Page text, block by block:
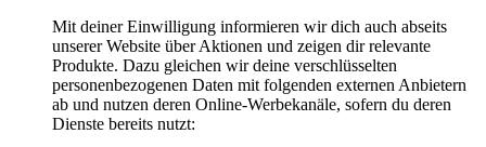
Mit deiner Einwilligung informieren wir dich auch abseits
unserer Website über Aktionen und zeigen dir relevante
Produkte. Dazu gleichen wir deine verschlüsselten
personenbezogenen Daten mit folgenden externen Anbietern
ab und nutzen deren Online-Werbekanäle, sofern du deren
Dienste bereits nutzt: